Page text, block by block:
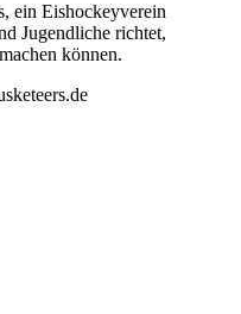
ein Eishockeyverein
Jugendliche richtet,
können.